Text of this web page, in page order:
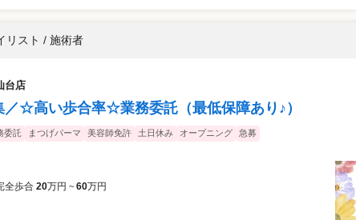
リスト / 施術者
台店
／☆高い歩合率☆業務委託（最低保障あり♪）
委託 まつげパーマ 美容師免許 土日休み オープニング 急募
全歩合 20万円 ~ 60万円